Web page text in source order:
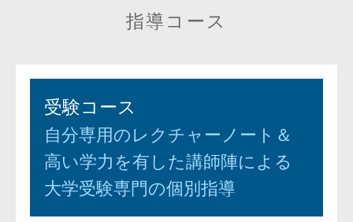
指導コース
受験コース
自分専用のレクチャーノート＆
高い学力を有した講師陣による
大学受験専門の個別指導